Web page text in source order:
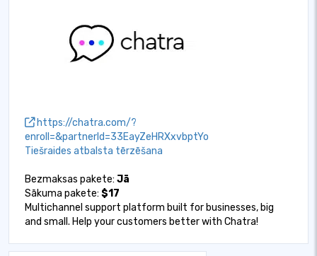
https://chatra.com/?
enroll=&partnerId=33EayZeHRXxvbptYo
Tiešraides atbalsta tērzēšana
Bezmaksas pakete: Jā
Sākuma pakete: $17
Multichannel support platform built for businesses, big
and small. Help your customers better with Chatra!